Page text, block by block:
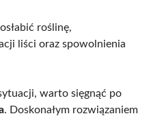
roślinę,
liści oraz spowolnienia
warto sięgnąć po
. Doskonałym rozwiązaniem